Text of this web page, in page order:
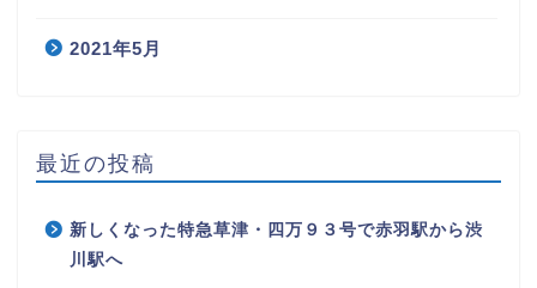
2021年5月
最近の投稿
新しくなった特急草津・四万９３号で赤羽駅から渋
川駅へ